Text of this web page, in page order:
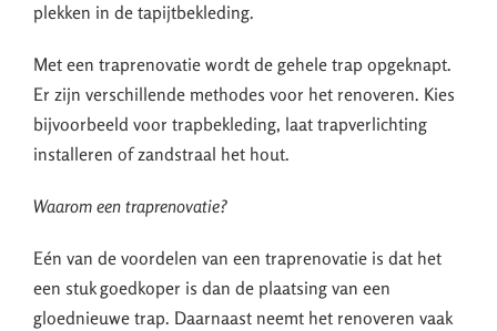
plekken in de tapijtbekleding.
Met een traprenovatie wordt de gehele trap opgeknapt.
Er zijn verschillende methodes voor het renoveren. Kies
bijvoorbeeld voor trapbekleding, laat trapverlichting
installeren of zandstraal het hout.
Waarom een traprenovatie?
Eén van de voordelen van een traprenovatie is dat het
een stuk goedkoper is dan de plaatsing van een
gloednieuwe trap. Daarnaast neemt het renoveren vaak